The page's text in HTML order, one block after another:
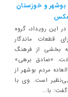
و خوزستان
عکس
این رویداد، گروه
قطعات ماندگار
بخشی از فرهنگ
«صادق برهی»
مردم بوشهر از
است. وی با
گفت: با...